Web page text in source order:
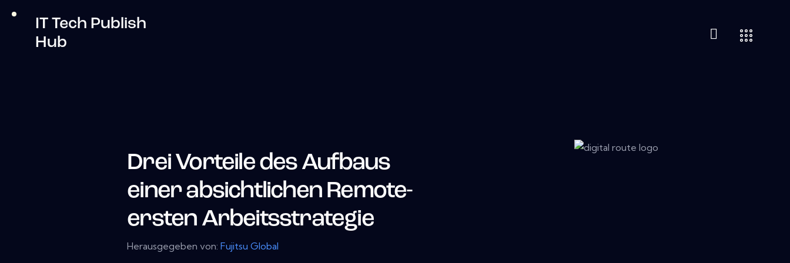
IT Tech Publish
Hub
Drei Vorteile des Aufbaus
einer absichtlichen Remote-
ersten Arbeitsstrategie
Herausgegeben von:Fujitsu Global